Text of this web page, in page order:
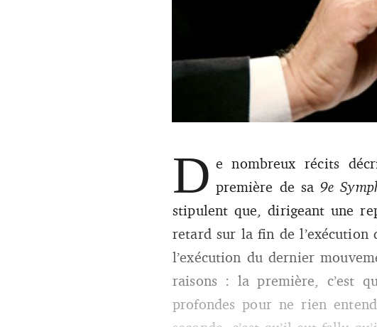
pas là la quintessence de toute direction ?
D e nombreux récits
première de sa 9e
stipulent que, dirigeant une
retard sur la fin de
l’exécution du dernier
raisons : la première, c’est
profondes pour ne rien